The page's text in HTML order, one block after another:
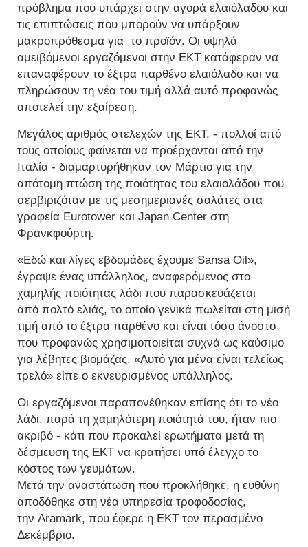
πρόβλημα που υπάρχει στην αγορά ελαιόλαδου και
τις επιπτώσεις που μπορούν να υπάρξουν
μακροπρόθεσμα για το προϊόν. Οι υψηλά
αμειβόμενοι εργαζόμενοι στην ΕΚΤ κατάφεραν να
επαναφέρουν το έξτρα παρθένο ελαιόλαδο και να
πληρώσουν τη νέα του τιμή αλλά αυτό προφανώς
αποτελεί την εξαίρεση.
Μεγάλος αριθμός στελεχών της ΕΚΤ, - πολλοί από
τους οποίους φαίνεται να προέρχονται από την
Ιταλία - διαμαρτυρήθηκαν τον Μάρτιο για την
απότομη πτώση της ποιότητας του ελαιολάδου που
σερβιριζόταν με τις μεσημεριανές σαλάτες στα
γραφεία Eurotower και Japan Center στη
Φρανκφούρτη.
«Εδώ και λίγες εβδομάδες έχουμε Sansa Oil»,
έγραψε ένας υπάλληλος, αναφερόμενος στο
χαμηλής ποιότητας λάδι που παρασκευάζεται
από πολτό ελιάς, το οποίο γενικά πωλείται στη μισή
τιμή από το έξτρα παρθένο και είναι τόσο άνοστο
που προφανώς χρησιμοποιείται συχνά ως καύσιμο
για λέβητες βιομάζας. «Αυτό για μένα είναι τελείως
τρελό» είπε ο εκνευρισμένος υπάλληλος.
Οι εργαζόμενοι παραπονέθηκαν επίσης ότι το νέο
λάδι, παρά τη χαμηλότερη ποιότητά του, ήταν πιο
ακριβό - κάτι που προκαλεί ερωτήματα μετά τη
δέσμευση της ΕΚΤ να κρατήσει υπό έλεγχο το
κόστος των γευμάτων.
Μετά την αναστάτωση που προκλήθηκε, η ευθύνη
αποδόθηκε στη νέα υπηρεσία τροφοδοσίας,
την Aramark, που έφερε η ΕΚΤ τον περασμένο
Δεκέμβριο.